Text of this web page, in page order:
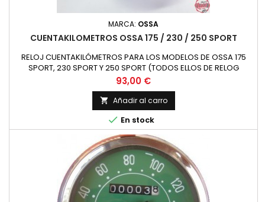
MARCA: OSSA
CUENTAKILOMETROS OSSA 175 / 230 / 250 SPORT
RELOJ CUENTAKILÓMETROS PARA LOS MODELOS DE OSSA 175
SPORT, 230 SPORT Y 250 SPORT (TODOS ELLOS DE RELOG
EMPOTRADO EN EL FARO) NUEVO
Precio
93,00 €
 Añadir al carro
 En stock